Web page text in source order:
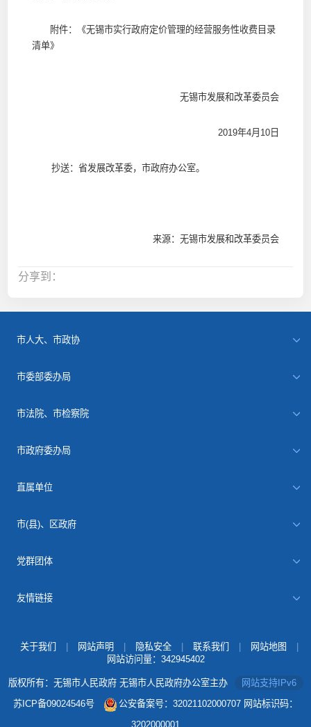
附件：《无锡市实行政府定价管理的经营服务性收费目录
清单》
无锡市发展和改革委员会
2019年4月10日
抄送：省发展改革委，市政府办公室。
来源：无锡市发展和改革委员会
分享到：
市人大、市政协
市委部委办局
市法院、市检察院
市政府委办局
直属单位
市(县)、区政府
党群团体
友情链接
关于我们 网站声明 隐私安全 联系我们 网站地图
网站访问量： 342945402
版权所有：无锡市人民政府 无锡市人民政府办公室主办
网站支持IPv6
苏ICP备09024546号
公安备案号：32021102000707 网站标识码：
3202000001